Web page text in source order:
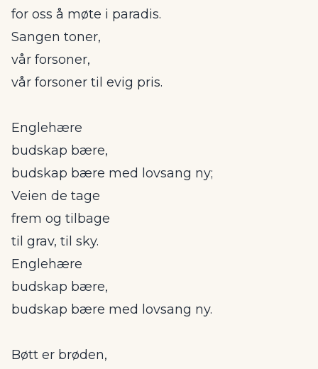
for oss å møte i paradis.
Sangen toner,
vår forsoner,
vår forsoner til evig pris.
Englehære
budskap bære,
budskap bære med lovsang ny;
Veien de tage
frem og tilbage
til grav, til sky.
Englehære
budskap bære,
budskap bære med lovsang ny.
Bøtt er brøden,